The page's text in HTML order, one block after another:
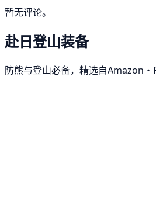
暂无评论。
赴日登山装备
防熊与登山必备，精选自Amazon・